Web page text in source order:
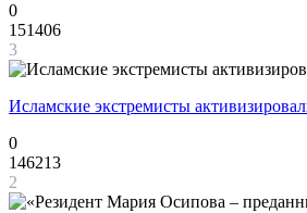
0
151406
3
Исламские экстремисты
0
146213
2